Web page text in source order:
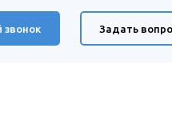
звонок Задать